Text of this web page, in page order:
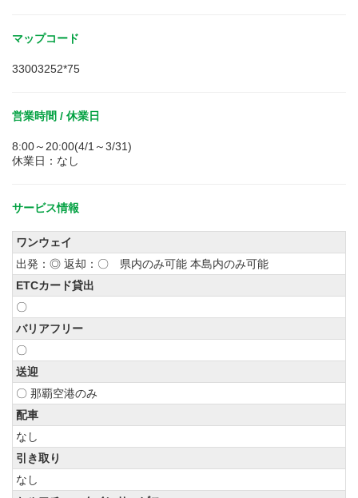
マップコード
33003252*75
営業時間 / 休業日
8:00～20:00(4/1～3/31)
休業日：なし
サービス情報
ワンウェイ
出発：◎ 返却：〇 県内のみ可能 本島内のみ可能
ETCカード貸出
〇
バリアフリー
〇
送迎
〇 那覇空港のみ
配車
なし
引き取り
なし